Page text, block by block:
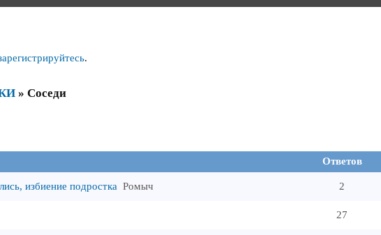
.
» Соседи
Ответов
избиение подростка Ромыч 2
27